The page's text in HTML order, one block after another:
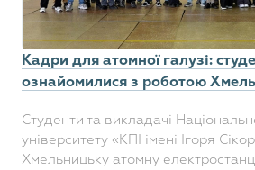
Кадри для атомної галузі:
ознайомилися з роботою
Студенти та викладачі
університету «КПІ імені Ігоря
Хмельницьку атомну